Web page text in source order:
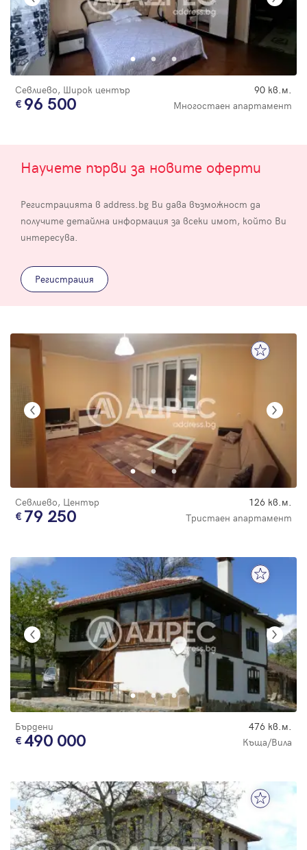
Севлиево, Широк център 90 кв.м.
96 500 Многостаен апартамент
Научете първи за новите оферти
Регистрацията в address.bg Ви дава възможност да
получите детайлна информация за всеки имот, който Ви
интересува.
Регистрация
Севлиево, Център 126 кв.м.
79 250 Тристаен апартамент
Бърдени 476 кв.м.
490 000 Къща/Вила